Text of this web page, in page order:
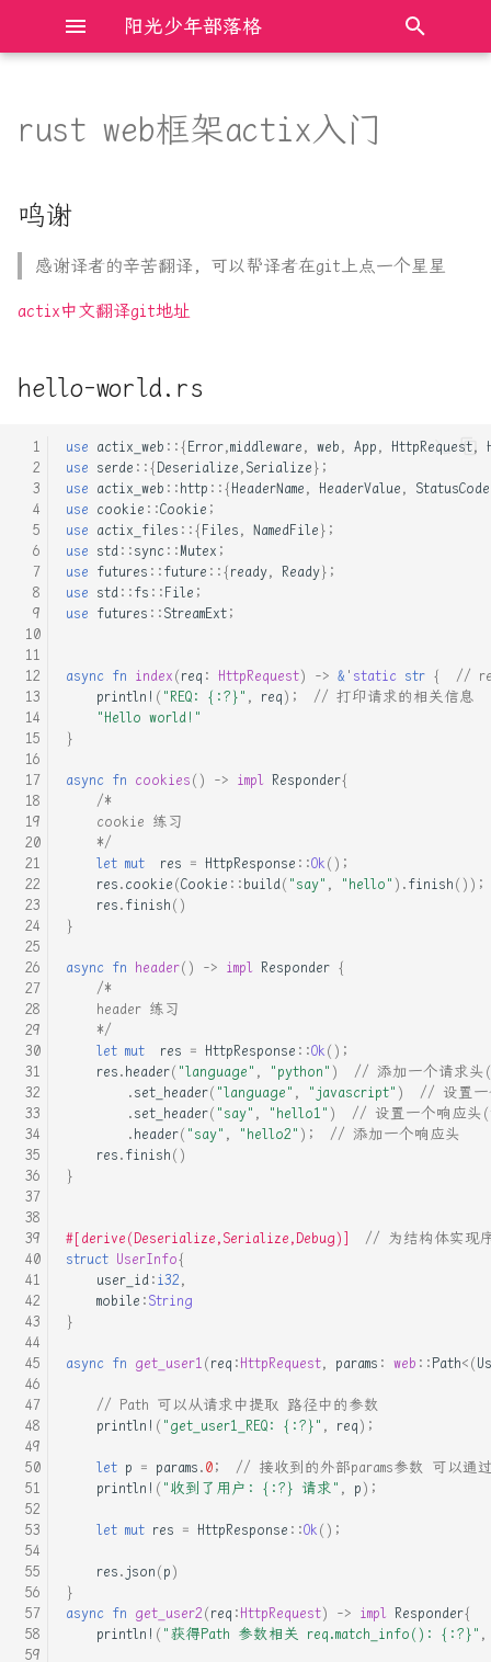
阳光少年部落格
索
鸣谢
hello-world.rs
Cargo.toml
Electron前端框架完全入门
JavaScript DOM操作完全入门
JavaScript中的new和原型原
型链
JavaScript程序设计语言完全
TypeScript基础入门笔记
VUE-插槽详细图解
VUE前端框架完全入门
es6模板字符串和新增方法
html-css:浮动_清除浮动
html_css完全入门
js实现 有限状态自动机 实现
的词法分析器
rust的gui框架 slint学习
typecho的handsome主题设置
播放器的自动隐藏
Bochs模拟器 时钟clock设置
Cmake链接相关整理
Mac 快速安装adb
OneinStack 安装nginx, 并配
PY_JS 单元素字典简便获取
Python-APSchedule:定时任务
Python3读写CSV文件
Py快速识别文本编码_去除标
签获得文本
Ubuntu16.04安装生产环境
bocsh安装指南, 必看, 这个
软件有坑
centos5.8的配置yum和epel
centos下配置远程开发rust工
具链
centos安装docker, 并在
docker 安装宝塔以及ssh服务
git强制拉取更新
git操作练习
Kvm qemu显卡直通部署以及性
能调优
linux快速统计某目录某个后
缀的文件个数
linux添加新用户, 并设置免
密码登录
linux设置虚拟内存
linux防火墙常用操作
mac编译自己的emacs
mac编译自己的无界面emacs
mac配置 rcore开发环境
python_functools模块实现
函数调用缓存
AXI总线总结
C++11 的六种 memory order
C++与Rust操作裸指针的比较
Linux下动态链接库版本管理
Linux共享内存最透彻的一篇
Python3 cpython优化 实现解
释器并行
RUST死灵书-子类型和型变
Rust - MaybeUninit未初始化
内存
Rust Async: Pin概念解析
Rust Runtime 与 ABI
Rust std-any 模块详解
Rust 中的型变
Rust 之不可为-暴露内部结构
Rust 之不可为-滥用getter
Rust 交叉编译与条件编译总
结
Rust 内存模型
Rust 并发编程 - Memory
Ordering
Rust 源码分析之 Vec
Rust中Drop检查 与
PhantomData
Rust中的零成本抽象
Rust使用SIMD进行加速计算
Rust使用musl静态编译
Rust实战内存缺页检测
Rust标准库: alloc
Rust的Pin与Unpin
Rust进程通信-管道
什么是双花攻击
股市中常见的MA, EMA, DMA,
SMA等算法代码
通达信中SMA等函数与注释说
明不符的探究
rust web框架actix入门
鸣谢
感谢译者的辛苦翻译, 可以帮译者在git上点一个星星
actix中文翻译git地址
hello-world.rs
use actix_web ::{Error,middleware, web, App, HttpRequest,
use serde ::{Deserialize,Serialize};
use actix_web ::http ::{HeaderName, HeaderValue, StatusCode
use cookie ::Cookie ;
use actix_files ::{Files, NamedFile};
use std ::sync::Mutex ;
use futures ::future ::{ready, Ready};
use std ::fs ::File ;
use futures ::StreamExt;
async fn index(req : HttpRequest) -> & ' static str {
//
println! ( "REQ: {:?}" , req);
// 打印请求的相关信息
"Hello world!"
}
async fn cookies() -> impl Responder{
/*
    cookie 练习
    */
let mut res = HttpResponse ::Ok();
res.cookie(Cookie ::build( "say" , "hello" ).finish());
res.finish()
}
async fn header() -> impl Responder {
/*
    header 练习
    */
let mut res = HttpResponse ::Ok();
res.header( "language" , "python" )
// 添加一个请求头
.set_header( "language" , "javascript" )
// 设置一
.set_header( "say" , "hello1" )
// 设置一个响应头(
.header( "say" , "hello2" );
// 添加一个响应头
res.finish()
}
#[derive(Deserialize,Serialize,Debug)]
// 为结构体实现
struct UserInfo{
user_id :i32,
mobile :String
}
async fn get_user1 (req :HttpRequest, params : web ::Path<(
// Path 可以从请求中提取 路径中的参数
println! ( "get_user1_REQ: {:?}" , req);
let p = params.0;
// 接收到的外部params参数 可以通
println! ( "收到了用户: {:?} 请求" , p);
let mut res = HttpResponse ::Ok();
res. json(p)
}
async fn get_user2(req :HttpRequest) -> impl Responder{
println! ( "获得Path 参数相关 req.match_info(): {:?}" ,